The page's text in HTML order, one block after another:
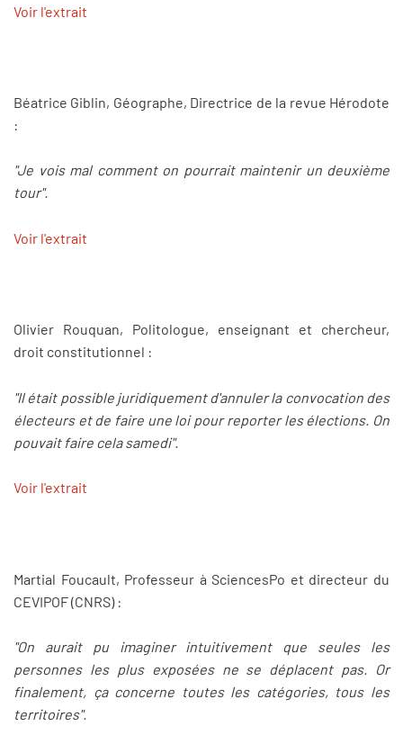
Voir l'extrait
Béatrice Giblin, Géographe, Directrice de la revue Hérodote
:
"Je vois mal comment on pourrait maintenir un deuxième
tour".
Voir l'extrait
Olivier Rouquan, Politologue, enseignant et chercheur,
droit constitutionnel :
"Il était possible juridiquement d'annuler la convocation des
électeurs et de faire une loi pour reporter les élections. On
pouvait faire cela samedi".
Voir l'extrait
Martial Foucault, Professeur à SciencesPo et directeur du
CEVIPOF (CNRS) :
"On aurait pu imaginer intuitivement que seules les
personnes les plus exposées ne se déplacent pas. Or
finalement, ça concerne toutes les catégories, tous les
territoires".